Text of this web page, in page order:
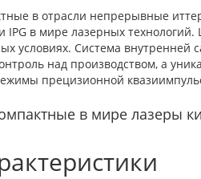
в отрасли непрерывные
в мире лазерных
условиях. Система
над производством, а
прецизионной
в мире лазеры